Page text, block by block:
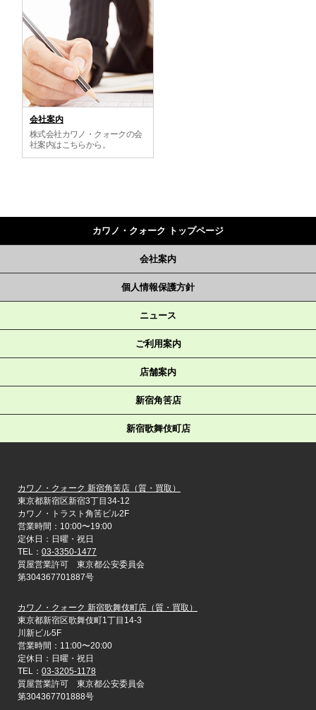
会社案内
株式会社カワノ・クォークの会
社案内はこちらから。
カワノ・クォーク トップページ
会社案内
個人情報保護方針
ニュース
ご利用案内
店舗案内
新宿角筈店
新宿歌舞伎町店
カワノ・クォーク 新宿角筈店（質・買取）
東京都新宿区新宿3丁目34-12
カワノ・トラスト角筈ビル2F
営業時間：10:00〜19:00
定休日：日曜・祝日
TEL： 03-3350-1477
質屋営業許可 東京都公安委員会
第304367701887号
カワノ・クォーク 新宿歌舞伎町店（質・買取）
東京都新宿区歌舞伎町1丁目14-3
川新ビル5F
営業時間：11:00〜20:00
定休日：日曜・祝日
TEL： 03-3205-1178
質屋営業許可 東京都公安委員会
第304367701888号